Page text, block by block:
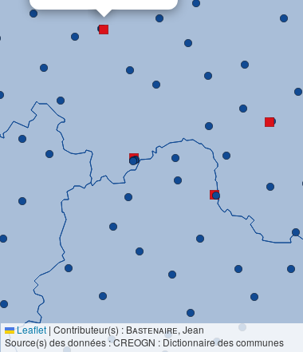
Leaflet | Contributeur(s) : Bastenaire, Jean
Source(s) des données : CREOGN : Dictionnaire des communes